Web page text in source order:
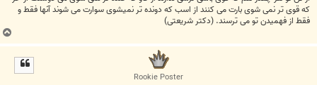
كه قوی تر نمی شوی بارت می كنند از اسب كه دونده تر نمیشوی سوارت می شوند آنها فقط و
فقط از فهمیدن تو می ترسند. (دکتر شریعتی)
ب
ا
Rookie Poster